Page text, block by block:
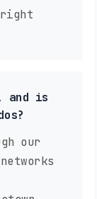
right
and is
our